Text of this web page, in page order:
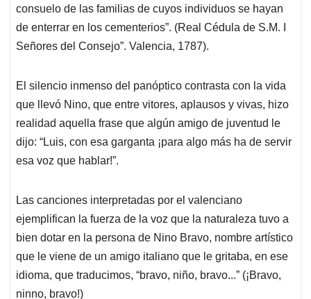
consuelo de las familias de cuyos individuos se hayan
de enterrar en los cementerios”. (Real Cédula de S.M. I
Señores del Consejo”. Valencia, 1787).
El silencio inmenso del panóptico contrasta con la vida
que llevó Nino, que entre vitores, aplausos y vivas, hizo
realidad aquella frase que algún amigo de juventud le
dijo: “Luis, con esa garganta ¡para algo más ha de servir
esa voz que hablar!”.
Las canciones interpretadas por el valenciano
ejemplifican la fuerza de la voz que la naturaleza tuvo a
bien dotar en la persona de Nino Bravo, nombre artístico
que le viene de un amigo italiano que le gritaba, en ese
idioma, que traducimos, “bravo, niño, bravo...” (¡Bravo,
ninno, bravo!)